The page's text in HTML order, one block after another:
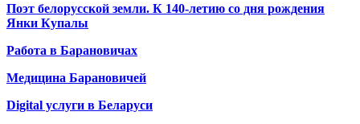
Поэт белорусской земли. К 140-летию со дня рождения
Янки Купалы
Работа в Барановичах
Медицина Барановичей
Digital услуги в Беларуси